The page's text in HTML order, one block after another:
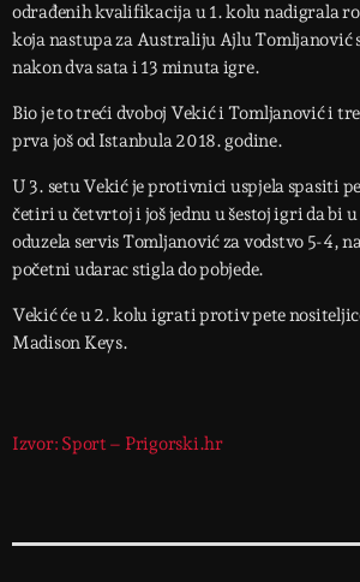
odrađenih kvalifikacija u 1. kolu nadigrala
koja nastupa za Australiju Ajlu Tomljanović
nakon dva sata i 13 minuta igre.
Bio je to treći dvoboj Vekić i Tomljanović i
prva još od Istanbula 2018. godine.
U 3. setu Vekić je protivnici uspjela spasiti
četiri u četvrtoj i još jednu u šestoj igri da bi
oduzela servis Tomljanović za vodstvo 5-4,
početni udarac stigla do pobjede.
Vekić će u 2. kolu igrati protiv pete
Madison Keys.
Izvor: Sport – Prigorski.hr